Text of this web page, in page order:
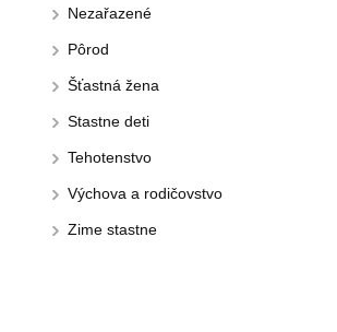
Nezařazené
Pôrod
Šťastná žena
Stastne deti
Tehotenstvo
Výchova a rodičovstvo
Zime stastne